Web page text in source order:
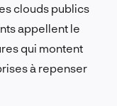
clouds publics
appellent le
qui montent
à repenser